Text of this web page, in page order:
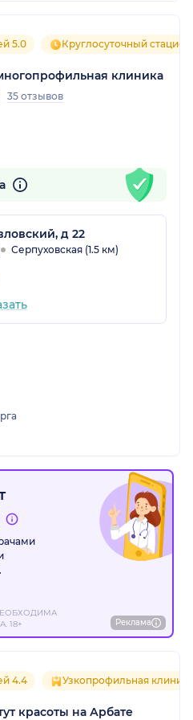
5.0 Круглосуточный
клиника
35 отзывов
д 22
Серпуховская (1.5 км)
18+
Реклама
4.4 Узкопрофильная клиника
красоты на Арбате